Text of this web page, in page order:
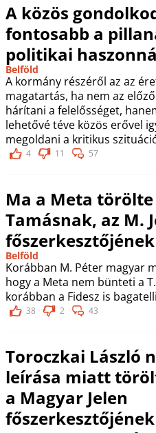
A közös
fontosabb a
politikai
Belföld
A kormány részéről az az
magatartás, ha nem az
hárítani a felelősséget,
lehetővé téve közös erővel
megoldani a kritikus
4 11 57
Ma a Meta törölte
Tamásnak, az M.
Belföld
Korábban M. Péter magyar
hogy a Meta nem bünteti a
korábban a Fidesz is
38 2 43
Toroczkai László
leírása miatt
a Magyar Jelen
főszerkesztőjének